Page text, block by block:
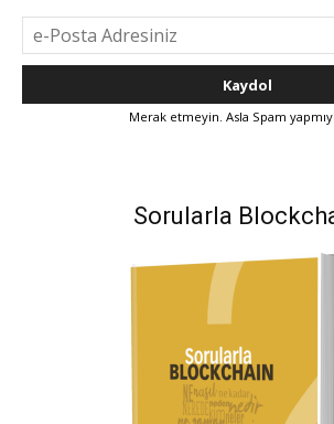
Merak etmeyin. Asla Spam
Sorularla